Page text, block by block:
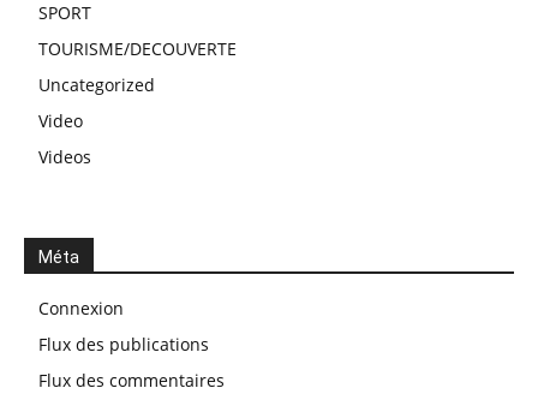
SPORT
TOURISME/DECOUVERTE
Uncategorized
Video
Videos
Méta
Connexion
Flux des publications
Flux des commentaires